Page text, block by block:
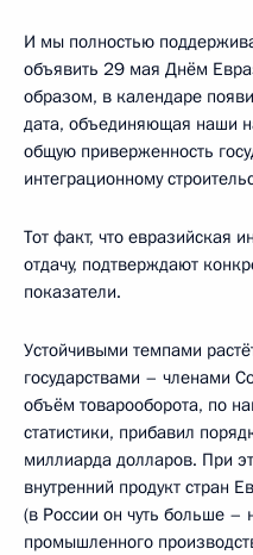
И мы полностью
объявить 29 мая Днём
образом, в календаре
дата, объединяющая наши
общую приверженность
интеграционному
Тот факт, что евразийская
отдачу, подтверждают
показатели.
Устойчивыми темпами
государствами – членами
объём товарооборота, по
статистики, прибавил
миллиарда долларов. При
внутренний продукт стран
(в России он чуть больше –
промышленного